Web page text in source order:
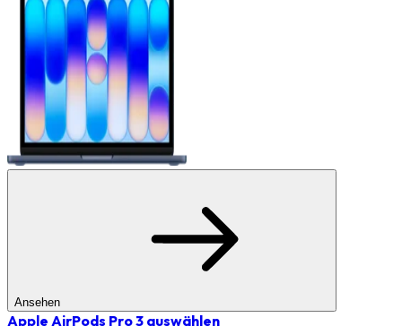
Ansehen
Apple AirPods Pro 3 auswählen